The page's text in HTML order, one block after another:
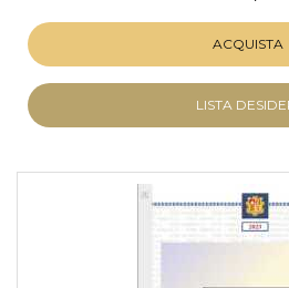
ACQUISTA
LISTA